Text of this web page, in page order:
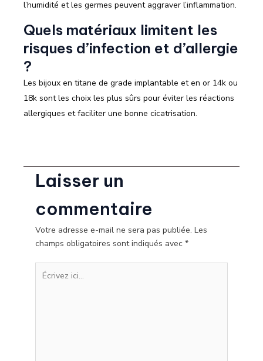
l’humidité et les germes peuvent aggraver l’inflammation.
Quels matériaux limitent les
risques d’infection et d’allergie
?
Les bijoux en titane de grade implantable et en or 14k ou
18k sont les choix les plus sûrs pour éviter les réactions
allergiques et faciliter une bonne cicatrisation.
Laisser un
commentaire
Votre adresse e-mail ne sera pas publiée. Les
champs obligatoires sont indiqués avec *
Écrivez
ici…